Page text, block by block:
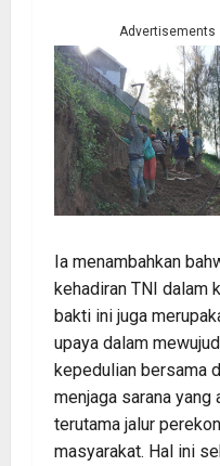
Advertisements
Ia menambahkan
kehadiran TNI dalam
bakti ini juga
upaya dalam
kepedulian bersama
menjaga sarana yang
terutama jalur
masyarakat. Hal ini